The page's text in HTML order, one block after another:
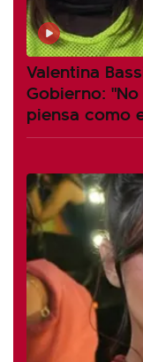
Valentina
Gobierno:
piensa como